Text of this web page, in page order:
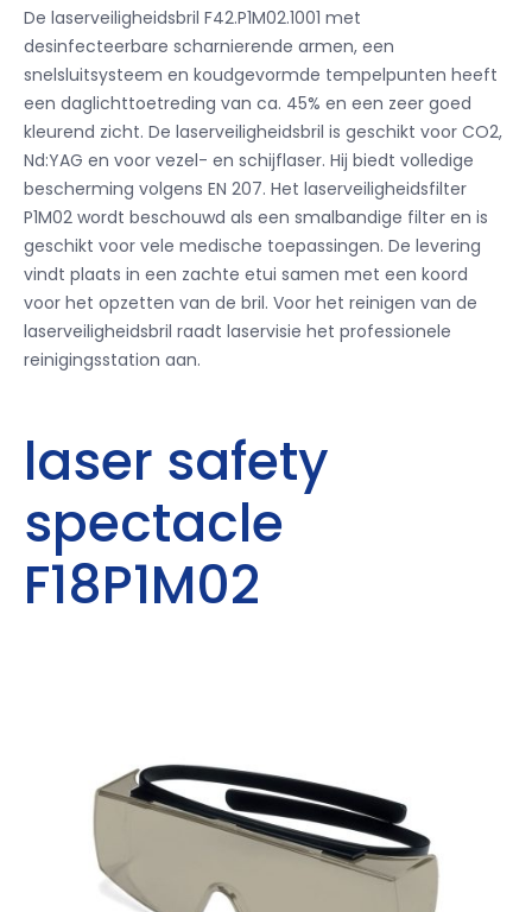
De laserveiligheidsbril F42.P1M02.1001 met
desinfecteerbare scharnierende armen, een
snelsluitsysteem en koudgevormde tempelpunten heeft
een daglichttoetreding van ca. 45% en een zeer goed
kleurend zicht. De laserveiligheidsbril is geschikt voor CO2,
Nd:YAG en voor vezel- en schijflaser. Hij biedt volledige
bescherming volgens EN 207. Het laserveiligheidsfilter
P1M02 wordt beschouwd als een smalbandige filter en is
geschikt voor vele medische toepassingen. De levering
vindt plaats in een zachte etui samen met een koord
voor het opzetten van de bril. Voor het reinigen van de
laserveiligheidsbril raadt laservisie het professionele
reinigingsstation aan.
laser safety
spectacle
F18P1M02